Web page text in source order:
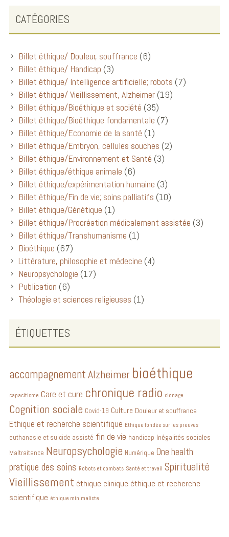
CATÉGORIES
Billet éthique/ Douleur, souffrance (6)
Billet éthique/ Handicap (3)
Billet éthique/ Intelligence artificielle; robots (7)
Billet éthique/ Vieillissement, Alzheimer(19)
Billet éthique/Bioéthique et société (35)
Billet éthique/Bioéthique fondamentale (7)
Billet éthique/Economie de la santé (1)
Billet éthique/Embryon, cellules souches (2)
Billet éthique/Environnement et Santé (3)
Billet éthique/éthique animale (6)
Billet éthique/expérimentation humaine (3)
Billet éthique/Fin de vie; soins palliatifs (10)
Billet éthique/Génétique (1)
Billet éthique/Procréation médicalement assistée (3)
Billet éthique/Transhumanisme (1)
Bioéthique (67)
Littérature, philosophie et médecine (4)
Neuropsychologie (17)
Publication (6)
Théologie et sciences religieuses (1)
ÉTIQUETTES
accompagnementAlzheimer bioéthique
capacitisme Care et cure chronique radio clonage
Cognition sociale Covid-19 Culture Douleur et souffrance
Ethique et recherche scientifique Ethique fondée sur les preuves
euthanasie et suicide assisté fin de vie handicap Inégalités sociales
Maltraitance Neuropsychologie Numérique One health
pratique des soins Robots et combats Santé et travail Spiritualité
Vieillissement éthique clinique éthique et recherche
scientifique éthique minimaliste